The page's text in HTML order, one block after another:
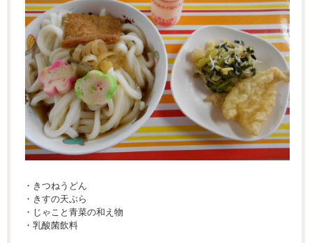
・きつねうどん
・きすの天ぷら
・じゃこと青菜の和え物
・乳酸菌飲料